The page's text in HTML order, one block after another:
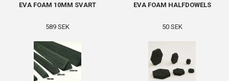
EVA FOAM 10MM SVART
589 SEK
EVA FOAM HALFDOWELS
50 SEK